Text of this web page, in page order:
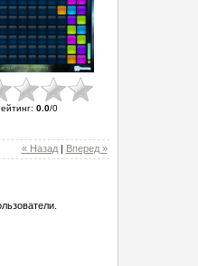
: 0.0/0
« Назад| Вперед »